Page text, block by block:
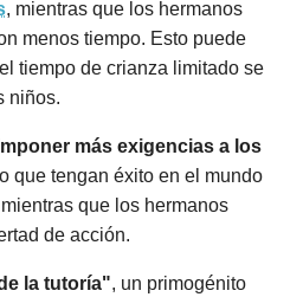
, mientras que los hermanos
menos tiempo. Esto puede
tiempo de crianza limitado se
niños.
más exigencias a los
que tengan éxito en el mundo
que los hermanos
de acción.
la tutoría", un primogénito